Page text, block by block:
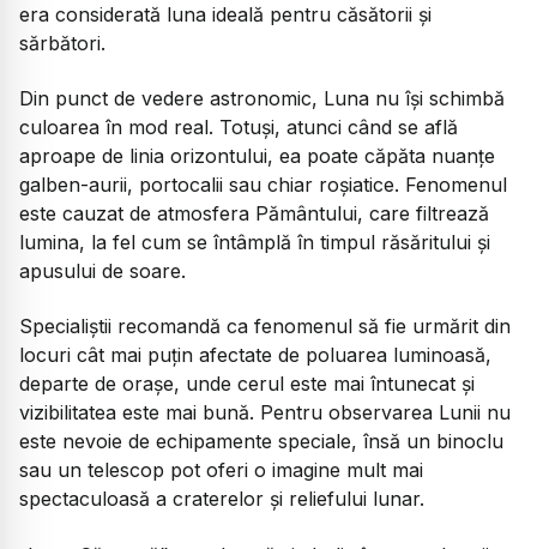
era considerată luna ideală pentru căsătorii și
sărbători.
Din punct de vedere astronomic, Luna nu își schimbă
culoarea în mod real. Totuși, atunci când se află
aproape de linia orizontului, ea poate căpăta nuanțe
galben-aurii, portocalii sau chiar roșiatice. Fenomenul
este cauzat de atmosfera Pământului, care filtrează
lumina, la fel cum se întâmplă în timpul răsăritului și
apusului de soare.
Specialiștii recomandă ca fenomenul să fie urmărit din
locuri cât mai puțin afectate de poluarea luminoasă,
departe de orașe, unde cerul este mai întunecat și
vizibilitatea este mai bună. Pentru observarea Lunii nu
este nevoie de echipamente speciale, însă un binoclu
sau un telescop pot oferi o imagine mult mai
spectaculoasă a craterelor și reliefului lunar.